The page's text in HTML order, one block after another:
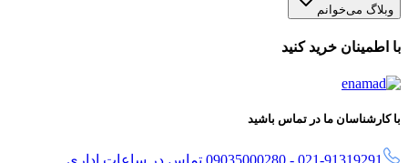
وبلاگ می‌خوانم
با اطمینان خرید کنید
با کارشناسان ما در تماس باشید
021-91319291 - 09035000280 تماس در ساعات اداری